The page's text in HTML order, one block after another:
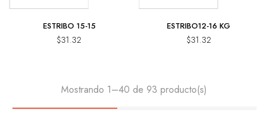
ESTRIBO 15-15
$31.32
ESTRIBO12-16 KG
$31.32
Mostrando 1–40 de 93 producto(s)